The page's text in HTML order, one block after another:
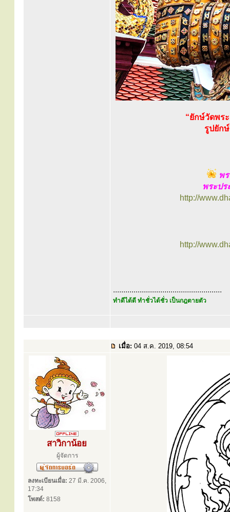
“ยักษ์วัดพร
รูปยัก
พ
พระปร
http://
http://
.....................................................
ทำดีได้ดี ทำชั่วได้ชั่ว เป็นกฎตายตัว
เมื่อ: 04 ส.ค. 2019, 08:54
สาวิกาน้อย
ผู้จัดการ
ลงทะเบียนเมื่อ: 27 มี.ค. 2006,
17:34
โพสต์: 8158